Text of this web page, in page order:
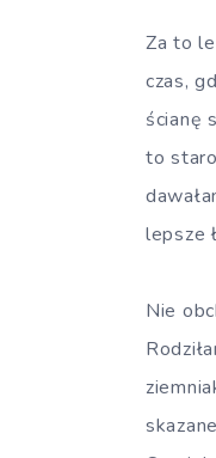
Za to
czas,
ścianę
to
lepsze
Nie